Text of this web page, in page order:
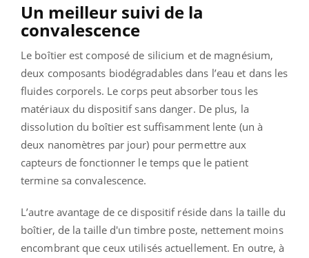
Un meilleur suivi de la
convalescence
Le boîtier est composé de silicium et de magnésium,
deux composants biodégradables dans l’eau et dans les
fluides corporels. Le corps peut absorber tous les
matériaux du dispositif sans danger. De plus, la
dissolution du boîtier est suffisamment lente (un à
deux nanomètres par jour) pour permettre aux
capteurs de fonctionner le temps que le patient
termine sa convalescence.
L’autre avantage de ce dispositif réside dans la taille du
boîtier, de la taille d'un timbre poste, nettement moins
encombrant que ceux utilisés actuellement. En outre, à